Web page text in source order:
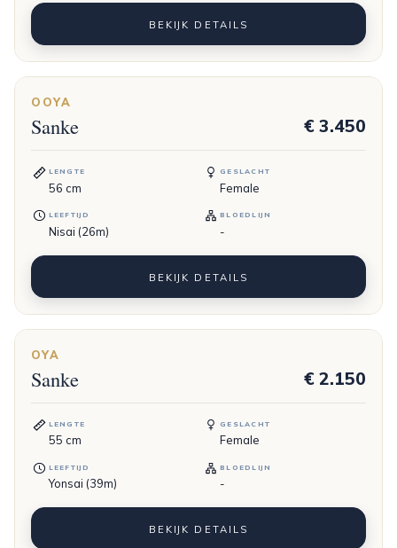
BEKIJK DETAILS
OOYA
Sanke € 3.450
LENGTE
56 cm
GESLACHT
Female
LEEFTIJD
Nisai (26m)
BLOEDLIJN
-
BEKIJK DETAILS
OYA
Sanke € 2.150
LENGTE
55 cm
GESLACHT
Female
LEEFTIJD
Yonsai (39m)
BLOEDLIJN
-
BEKIJK DETAILS